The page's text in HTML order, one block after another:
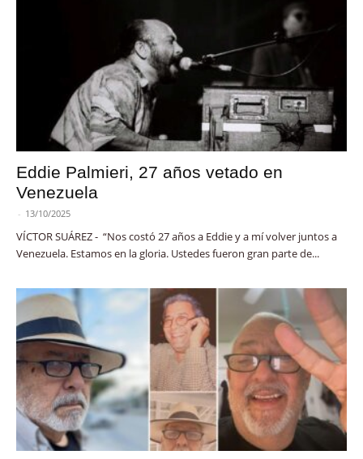
Eddie Palmieri, 27 años vetado en
Venezuela
- 13/10/2025
VÍCTOR SUÁREZ - “Nos costó 27 años a Eddie y a mí volver juntos a
Venezuela. Estamos en la gloria. Ustedes fueron gran parte de...